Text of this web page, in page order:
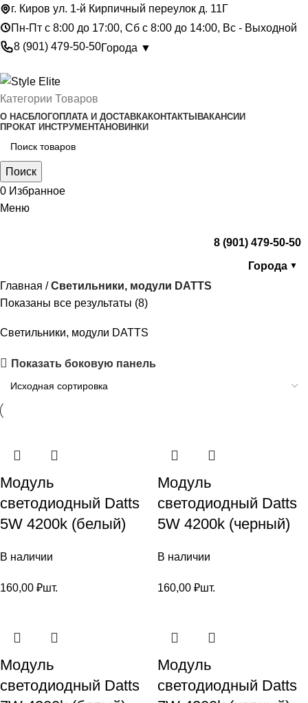
г. Киров ул. 1-й Кирпичный переулок д. 11Г
Пн-Пт с 8:00 до 17:00, Сб с 8:00 до 14:00, Вс - Выходной
8 (901) 479-50-50Города ▼
Категории Товаров
О НАСБЛОГОПЛАТА И ДОСТАВКАКОНТАКТЫ ВАКАНСИИ
ПРОКАТ ИНСТРУМЕНТАНОВИНКИ
Поиск
0 Избранное
Меню
8 (901) 479-50-50
Города ▼
Главная
Светильники, модули DATTS
Показаны все результаты (8)
Светильники, модули DATTS
Показать боковую панель
Модуль
светодиодный Datts
5W 4200k (белый)
В наличии
160,00 ₽шт.
Модуль
светодиодный Datts
5W 4200k (черный)
В наличии
160,00 ₽шт.
Модуль
светодиодный Datts
Модуль
светодиодный Datts